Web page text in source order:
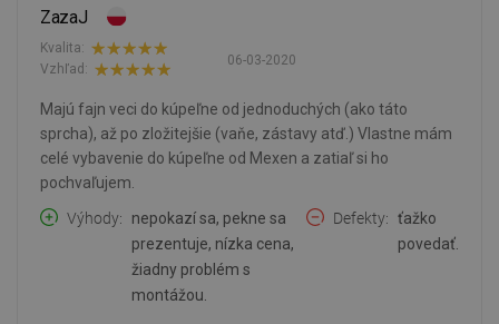
ZazaJ
06-03-2020
Kvalita:
Vzhľad:
Majú fajn veci do kúpeľne od jednoduchých (ako táto
sprcha), až po zložitejšie (vaňe, zástavy atď.) Vlastne mám
celé vybavenie do kúpeľne od Mexen a zatiaľ si ho
pochvaľujem.
Výhody
nepokazí sa, pekne sa
prezentuje, nízka cena,
žiadny problém s
montážou.
Defekty
ťažko
povedať.